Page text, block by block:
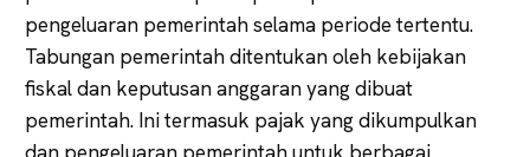
pengeluaran pemerintah selama periode tertentu.
Tabungan pemerintah ditentukan oleh kebijakan
fiskal dan keputusan anggaran yang dibuat
pemerintah. Ini termasuk pajak yang dikumpulkan